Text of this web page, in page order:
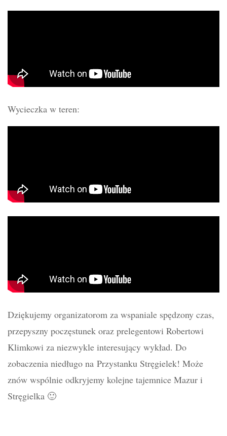
Wycieczka w teren:
Dziękujemy organizatorom za wspaniale spędzony czas,
przepyszny poczęstunek oraz prelegentowi Robertowi
Klimkowi za niezwykle interesujący wykład. Do
zobaczenia niedługo na Przystanku Stręgielek! Może
znów wspólnie odkryjemy kolejne tajemnice Mazur i
Stręgielka 🙂